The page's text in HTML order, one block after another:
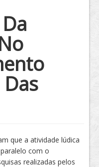
que a atividade lúdica
com o
realizadas pelos